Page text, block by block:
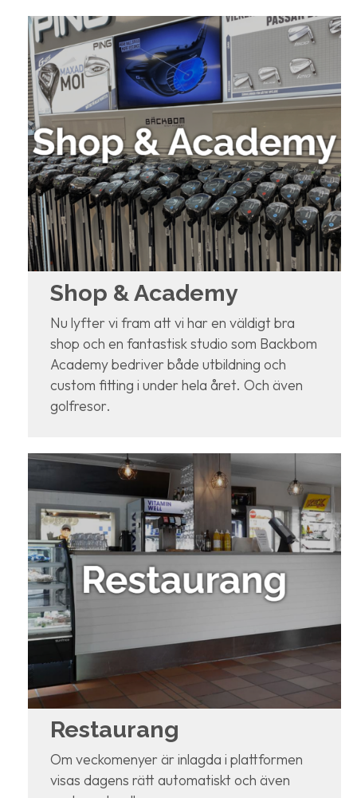
Shop & Academy
Nu lyfter vi fram att vi har en väldigt bra
shop och en fantastisk studio som Backbom
Academy bedriver både utbildning och
custom fitting i under hela året. Och även
golfresor.
Restaurang
Om veckomenyer är inlagda i plattformen
visas dagens rätt automatiskt och även